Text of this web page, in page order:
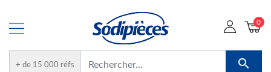
+ de 15 000 réfs 
0